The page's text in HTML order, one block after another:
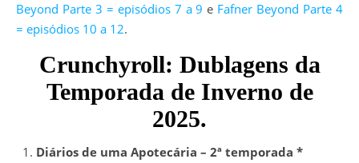
Beyond Parte 3 = episódios 7 a 9 e Fafner Beyond Parte 4
= episódios 10 a 12.
Crunchyroll: Dublagens da
Temporada de Inverno de
2025.
Diários de uma Apotecária – 2ª temporada *